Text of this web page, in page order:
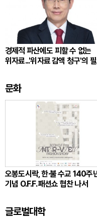
경제적 파산에도 피할 수 없는
위자료...'위자료 감액 청구'의
문화
오봉도시락, 한·불 수교 140주
기념 O.F.F. 패션쇼 협찬 나서
글로벌대학